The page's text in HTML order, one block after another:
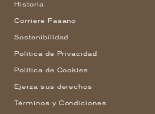
Historia
Corriere Fasano
Sostenibilidad
Política de Privacidad
Política de Cookies
Ejerza sus derechos
Términos y Condiciones